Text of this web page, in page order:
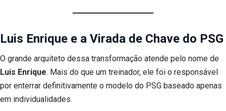
Luis Enrique e a Virada de Chave do PSG
O grande arquiteto dessa transformação atende pelo nome de
Luis Enrique. Mais do que um treinador, ele foi o responsável
por enterrar definitivamente o modelo do PSG baseado apenas
em individualidades.